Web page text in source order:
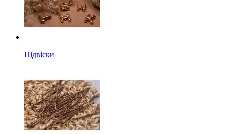
Підвіски